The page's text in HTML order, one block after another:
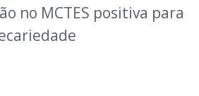
no MCTES positiva para